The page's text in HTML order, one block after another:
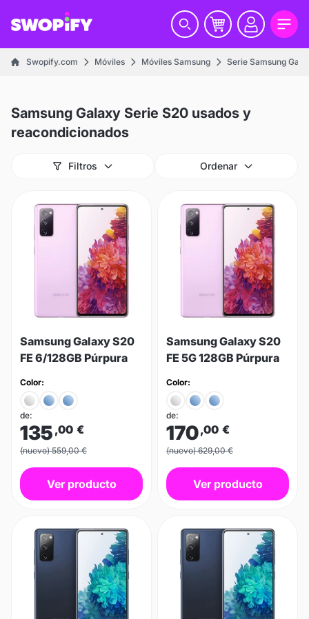
Swopify.com Móviles Móviles Samsung Serie Samsung
Samsung Galaxy Serie S20 usados y
reacondicionados
Filtros Ordenar
Samsung Galaxy S20
FE 6/128GB Púrpura
Color:
de:
135 ,00 €
(nuevo) 559,00 €
Ver producto
Samsung Galaxy S20
FE 5G 128GB Púrpura
Color:
de:
170,00 €
(nuevo) 629,00 €
Ver producto